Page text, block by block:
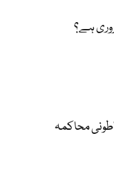
محاکمہ